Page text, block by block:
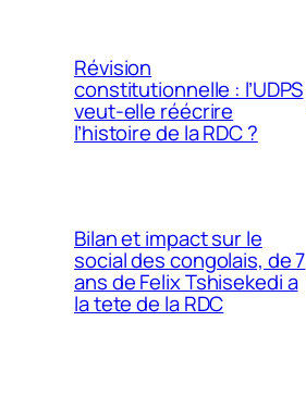
Révision
constitutionnelle : l’UDPS
veut-elle réécrire
l’histoire de la RDC ?
Bilan et impact sur le
social des congolais, de 7
ans de Felix Tshisekedi a
la tete de la RDC